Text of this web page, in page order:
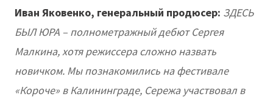
Иван Яковенко, генеральный продюсер: ЗДЕСЬ
БЫЛ ЮРА – полнометражный дебют Сергея
Малкина, хотя режиссера сложно назвать
новичком. Мы познакомились на фестивале
«Короче» в Калининграде, Сережа участвовал в